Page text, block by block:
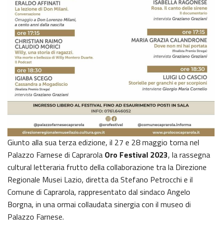
Giunto alla sua terza edizione, il 27 e 28 maggio torna nel
Palazzo Farnese di Caprarola Oro Festival 2023, la rassegna
cultural letteraria frutto della collaborazione tra la Direzione
Regionale Musei Lazio, diretta da Stefano Petrocchi e il
Comune di Caprarola, rappresentato dal sindaco Angelo
Borgna, in una ormai collaudata sinergia con il museo di
Palazzo Farnese.